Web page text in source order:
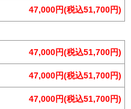
47,000円(税込51,700円)
47,000円(税込51,700円)
47,000円(税込51,700円)
47,000円(税込51,700円)